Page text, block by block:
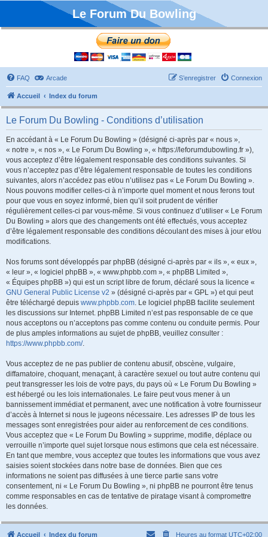
Le Forum Du Bowling
FAQ Arcade Connexion
S’enregistrer
Accueil Index du forum
Le Forum Du Bowling - Conditions d’utilisation
En accédant à « Le Forum Du Bowling » (désigné ci-après par « nous »,
« notre », « nos », « Le Forum Du Bowling », « https://leforumdubowling.fr »),
vous acceptez d’être légalement responsable des conditions suivantes. Si
vous n’acceptez pas d’être légalement responsable de toutes les conditions
suivantes, alors n’accédez pas et/ou n’utilisez pas « Le Forum Du Bowling ».
Nous pouvons modifier celles-ci à n’importe quel moment et nous ferons tout
pour que vous en soyez informé, bien qu’il soit prudent de vérifier
régulièrement celles-ci par vous-même. Si vous continuez d’utiliser « Le Forum
Du Bowling » alors que des changements ont été effectués, vous acceptez
d’être légalement responsable des conditions découlant des mises à jour et/ou
modifications.
Nos forums sont développés par phpBB (désigné ci-après par « ils », « eux »,
« leur », « logiciel phpBB », « www.phpbb.com », « phpBB Limited »,
« Équipes phpBB ») qui est un script libre de forum, déclaré sous la licence «
GNU General Public License v2 » (désigné ci-après par « GPL ») et qui peut
être téléchargé depuis www.phpbb.com. Le logiciel phpBB facilite seulement
les discussions sur Internet. phpBB Limited n’est pas responsable de ce que
nous acceptons ou n’acceptons pas comme contenu ou conduite permis. Pour
de plus amples informations au sujet de phpBB, veuillez consulter :
https://www.phpbb.com/.
Vous acceptez de ne pas publier de contenu abusif, obscène, vulgaire,
diffamatoire, choquant, menaçant, à caractère sexuel ou tout autre contenu qui
peut transgresser les lois de votre pays, du pays où « Le Forum Du Bowling »
est hébergé ou les lois internationales. Le faire peut vous mener à un
bannissement immédiat et permanent, avec une notification à votre fournisseur
d’accès à Internet si nous le jugeons nécessaire. Les adresses IP de tous les
messages sont enregistrées pour aider au renforcement de ces conditions.
Vous acceptez que « Le Forum Du Bowling » supprime, modifie, déplace ou
verrouille n’importe quel sujet lorsque nous estimons que cela est nécessaire.
En tant que membre, vous acceptez que toutes les informations que vous avez
saisies soient stockées dans notre base de données. Bien que ces
informations ne soient pas diffusées à une tierce partie sans votre
consentement, ni « Le Forum Du Bowling », ni phpBB ne pourront être tenus
comme responsables en cas de tentative de piratage visant à compromettre
les données.
Accueil Index du forum Heures au format UTC+02:00